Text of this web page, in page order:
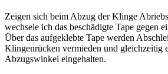
Zeigen sich beim Abzug der Klinge
wechsele ich das beschädigte Tape gegen
Über das aufgeklebte Tape werden
Klingenrücken vermieden und gleichzeitig
Abzugswinkel eingehalten.